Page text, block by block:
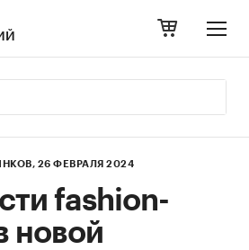
26 ФЕВРАЛЯ 2024
fashion-
новой